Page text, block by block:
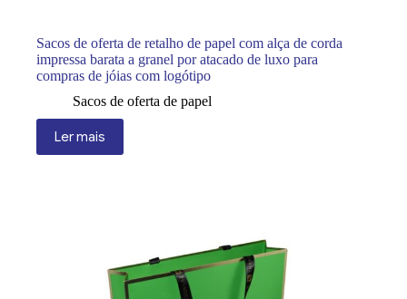
Sacos de oferta de retalho de papel com alça de corda
impressa barata a granel por atacado de luxo para
compras de jóias com logótipo
Sacos de oferta de papel
Ler mais